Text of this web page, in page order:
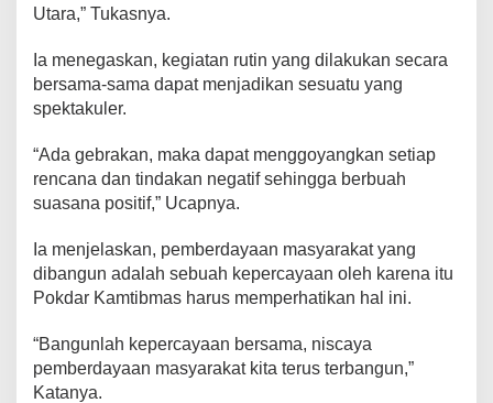
Utara,” Tukasnya.
Ia menegaskan, kegiatan rutin yang dilakukan secara
bersama-sama dapat menjadikan sesuatu yang
spektakuler.
“Ada gebrakan, maka dapat menggoyangkan setiap
rencana dan tindakan negatif sehingga berbuah
suasana positif,” Ucapnya.
Ia menjelaskan, pemberdayaan masyarakat yang
dibangun adalah sebuah kepercayaan oleh karena itu
Pokdar Kamtibmas harus memperhatikan hal ini.
“Bangunlah kepercayaan bersama, niscaya
pemberdayaan masyarakat kita terus terbangun,”
Katanya.